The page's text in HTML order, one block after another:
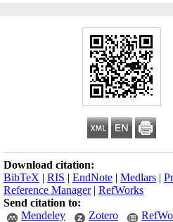
Download citation:
BibTeX | RIS | EndNote | Medlars |
Reference Manager| RefWorks
Send citation to:
Mendeley
Zotero